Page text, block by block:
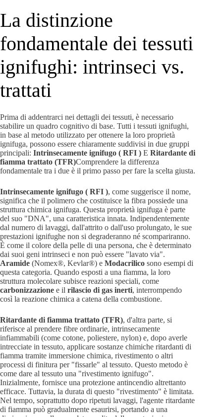
La distinzione
fondamentale dei tessuti
ignifughi: intrinseci vs.
trattati
Prima di addentrarci nei dettagli dei tessuti, è necessario
stabilire un quadro cognitivo di base. Tutti i tessuti ignifughi,
in base al metodo utilizzato per ottenere la loro proprietà
ignifuga, possono essere chiaramente suddivisi in due gruppi
principali: Intrinsecamente ignifugo ( RFI ) E Ritardante di
fiamma trattato (TFR)Comprendere la differenza
fondamentale tra i due è il primo passo per fare la scelta giusta.
Intrinsecamente ignifugo ( RFI ), come suggerisce il nome,
significa che il polimero che costituisce la fibra possiede una
struttura chimica ignifuga. Questa proprietà ignifuga è parte
del suo "DNA", una caratteristica innata. Indipendentemente
dal numero di lavaggi, dall'attrito o dall'uso prolungato, le sue
prestazioni ignifughe non si degraderanno né scompariranno.
È come il colore della pelle di una persona, che è determinato
dai suoi geni intrinseci e non può essere "lavato via".
Aramide (Nomex®, Kevlar®) e Modacrilico sono esempi di
questa categoria. Quando esposti a una fiamma, la loro
struttura molecolare subisce reazioni speciali, come
carbonizzazione e il rilascio di gas inerti, interrompendo
così la reazione chimica a catena della combustione.
Ritardante di fiamma trattato (TFR), d'altra parte, si
riferisce al prendere fibre ordinarie, intrinsecamente
infiammabili (come cotone, poliestere, nylon) e, dopo averle
intrecciate in tessuto, applicare sostanze chimiche ritardanti di
fiamma tramite immersione chimica, rivestimento o altri
processi di finitura per "fissarle" al tessuto. Questo metodo è
come dare al tessuto una "rivestimento ignifugo".
Inizialmente, fornisce una protezione antincendio altrettanto
efficace. Tuttavia, la durata di questo "rivestimento" è limitata.
Nel tempo, soprattutto dopo ripetuti lavaggi, l'agente ritardante
di fiamma può gradualmente esaurirsi, portando a una